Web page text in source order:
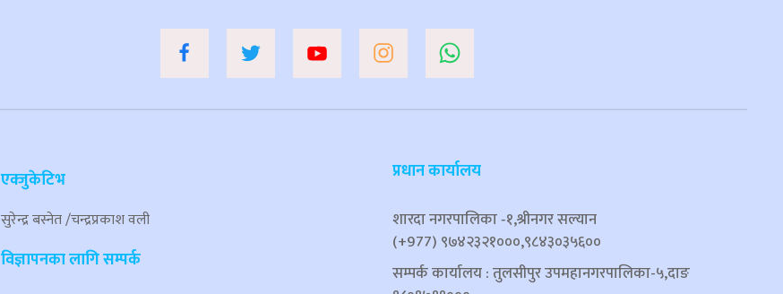
एक्जुकेटिभ
सुरेन्द्र बस्नेत /चन्द्रप्रकाश वली
विज्ञापनका लागि सम्पर्क
प्रधान कार्यालय
शारदा नगरपालिका ‐१,श्रीनगर सल्यान
(+977) ९७४२३२१०००,९८४३०३५६००
सम्पर्क कार्यालय : तुलसीपुर उपमहानगरपालिका-५,दाङ